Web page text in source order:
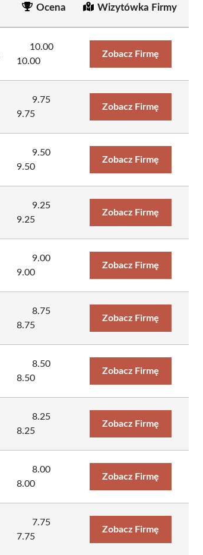
Ocena Wizytówka Firmy
10.00
10.00
Zobacz Firmę
9.75
9.75
Zobacz Firmę
9.50
9.50
Zobacz Firmę
9.25
9.25
Zobacz Firmę
9.00
9.00
Zobacz Firmę
8.75
8.75
Zobacz Firmę
8.50
8.50
Zobacz Firmę
8.25
8.25
Zobacz Firmę
8.00
8.00
Zobacz Firmę
7.75
7.75
Zobacz Firmę